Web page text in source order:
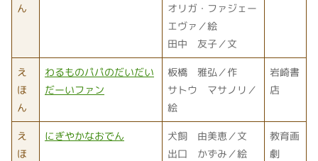
ん
オリガ・ファジェー
エヴァ／絵
田中 友子／文
え
ほ
ん
わるものパパのだいだい
だーいファン
板橋 雅弘／作
サトウ マサノリ／
絵
岩崎書
店
え
ほ
にぎやかなおでん
犬飼 由美恵／文
出口 かずみ／絵
教育画
劇